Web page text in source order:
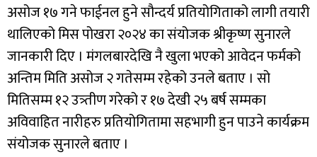
असोज १७ गने फाईनल हुने सौन्दर्य प्रतियोगिताको लागी तयारी
थालिएको मिस पोखरा २०२४ का संयोजक श्रीकृष्ण सुनारले
जानकारी दिए । मंगलबारदेखि नै खुला भएको आवेदन फर्मको
अन्तिम मिति असोज २ गतेसम्म रहेको उनले बताए । सो
मितिसम्म १२ उत्र्तीण गरेको र १७ देखी २५ बर्ष सम्मका
अविवाहित नारीहरु प्रतियोगितामा सहभागी हुन पाउने कार्यक्रम
संयोजक सुनारले बताए ।